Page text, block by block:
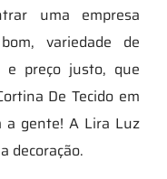
uma empresa
variedade de
e preço justo, que
De Tecido em
a gente! A Lira Luz
decoração.